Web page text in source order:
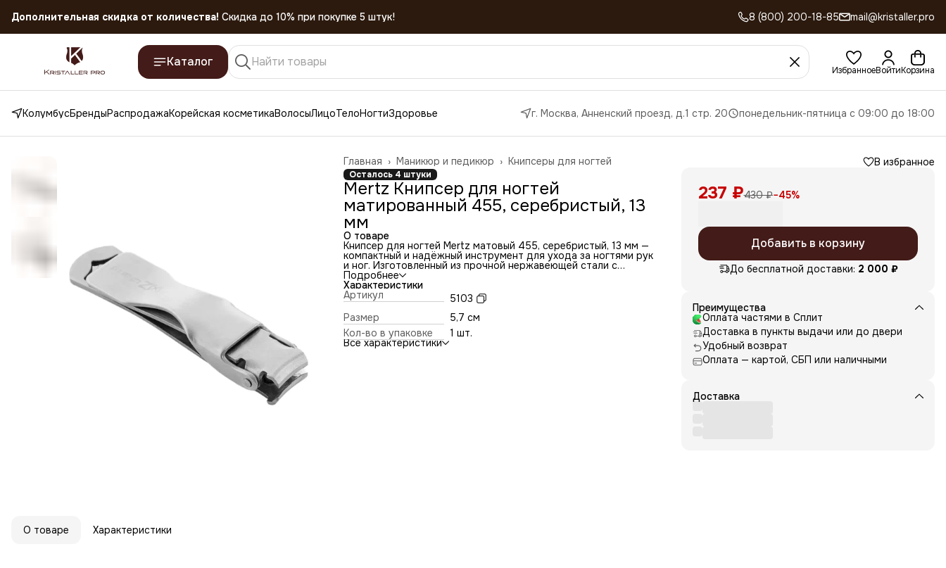
Скидка 45% на все товары до 31.07.2026
8 (800) 200-18-85 mail@kristaller.pro
Каталог
ИзбранноеВойтиКорзина
КолумбусБрендыРаспродажаКорейская косметикаВолосыЛицоТелоНогтиЗдоровье г. Москва, Анненский проезд, д.1 стр. 20 понедельник-пятница с 09:00 до 18:00
Книпсеры для ногтей
Маникюр и педикюр ›
Главная ›
Осталось 4 штуки
Mertz Книпсер для ногтей
матированный 455, серебристый, 13
мм
О товаре
Книпсер для ногтей Mertz матовый 455, серебристый, 13 мм —
компактный и надёжный инструмент для ухода за ногтями рук
и ног. Изготовленный из прочной нержавеющей стали с
матовым покрытием, книпсер обеспечивает аккуратный срез
без расслоений. Благодаря ширине острых кромок 13 мм,
инструмент идеально подходит как для домашнего
использования, так и для профессионального использования
в салонах красоты.
Книпсер Mertz 455 имеет эргономичную форму и
оптимальный размер инструмента (5,7 см), что делает его
удобным в использовании дома, в путешествии или салоне.
Подробнее
Характеристики
Артикул
5103
Размер
5,7 см
Кол-во в упаковке
1 шт.
Все характеристики
В избранное
237 ₽430 ₽−45%
Добавить в корзину
До бесплатной доставки: 2 000 ₽
Преимущества
Оплата частями в Сплит
Доставка в пункты выдачи или до двери
Удобный возврат
Оплата — картой, СБП или наличными
Доставка
О товаре Характеристики